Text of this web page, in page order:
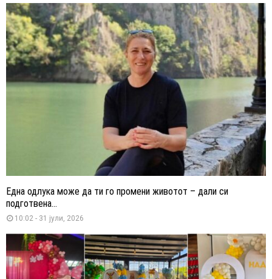
Една одлука може да ти го промени животот – дали си
подготвена...
10:02 - 31 јули, 2026